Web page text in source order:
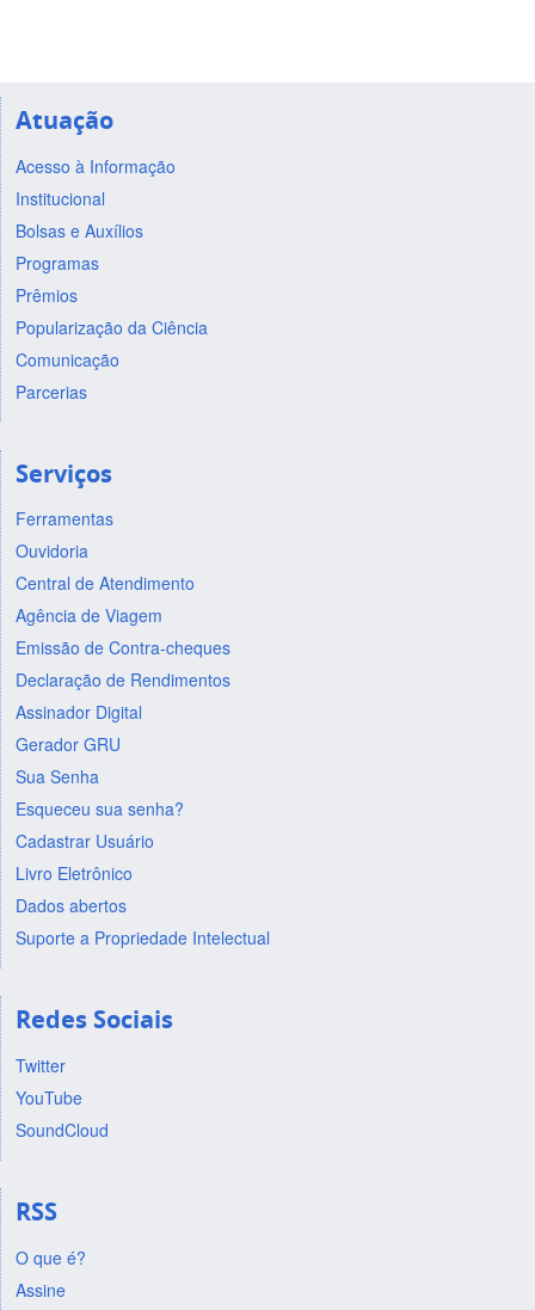
Atuação
Acesso à Informação
Institucional
Bolsas e Auxílios
Programas
Prêmios
Popularização da Ciência
Comunicação
Parcerias
Serviços
Ferramentas
Ouvidoria
Central de Atendimento
Agência de Viagem
Emissão de Contra-cheques
Declaração de Rendimentos
Assinador Digital
Gerador GRU
Sua Senha
Esqueceu sua senha?
Cadastrar Usuário
Livro Eletrônico
Dados abertos
Suporte a Propriedade Intelectual
Redes Sociais
Twitter
YouTube
SoundCloud
RSS
O que é?
Assine